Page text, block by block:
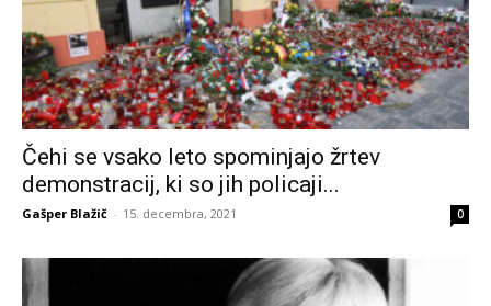
Čehi se vsako leto spominjajo žrtev
demonstracij, ki so jih policaji...
Gašper Blažič - 15. decembra, 2021 0